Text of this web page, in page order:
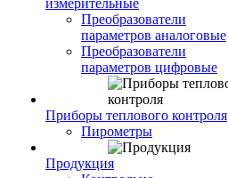
измерительные
Преобразователи
параметров аналоговые
Преобразователи
параметров цифровые
Приборы теплового контроля
Пирометры
Продукция